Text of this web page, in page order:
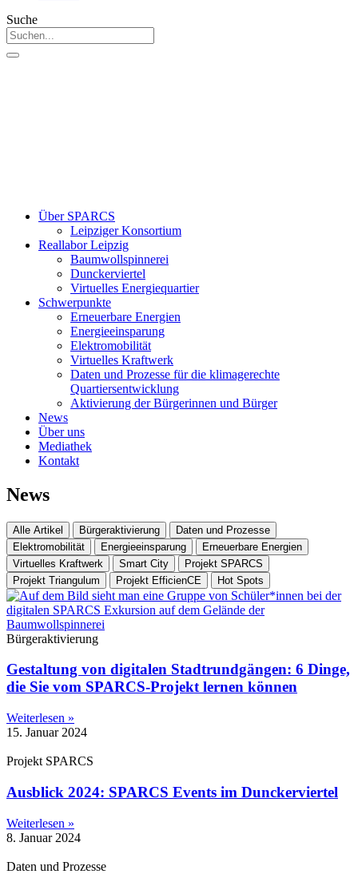
Suche
Über SPARCS
Leipziger Konsortium
Reallabor Leipzig
Baumwollspinnerei
Dunckerviertel
Virtuelles Energiequartier
Schwerpunkte
Erneuerbare Energien
Energieeinsparung
Elektromobilität
Virtuelles Kraftwerk
Daten und Prozesse für die klimagerechte
Quartiersentwicklung
Aktivierung der Bürgerinnen und Bürger
News
Über uns
Mediathek
Kontakt
News
Alle Artikel Bürgeraktivierung
Daten und Prozesse
Elektromobilität
Energieeinsparung
Erneuerbare Energien
Virtuelles Kraftwerk
Smart City
Projekt SPARCS
Projekt Triangulum
Projekt EfficienCE Hot Spots
Bürgeraktivierung
Gestaltung von digitalen Stadtrundgängen: 6 Dinge,
die Sie vom SPARCS-Projekt lernen können
Weiterlesen »
15. Januar 2024
Projekt SPARCS
Ausblick 2024: SPARCS Events im Dunckerviertel
Weiterlesen »
8. Januar 2024
Daten und Prozesse